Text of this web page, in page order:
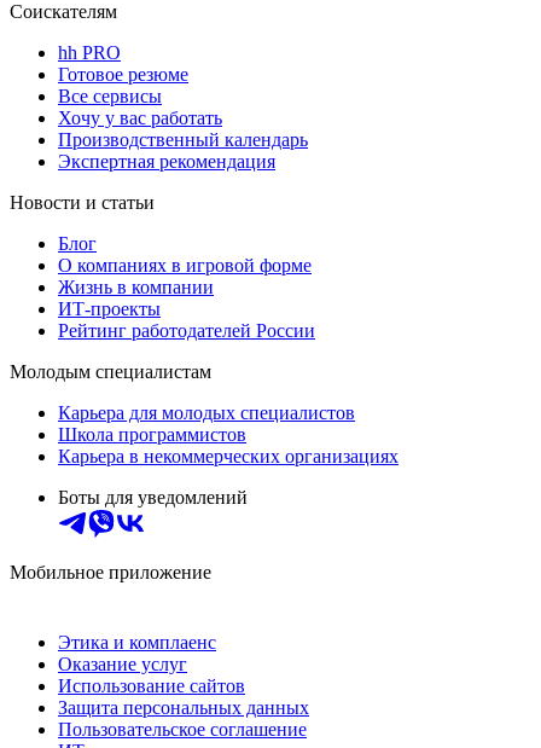
Соискателям
hh PRO
Готовое резюме
Все сервисы
Хочу у вас работать
Производственный календарь
Экспертная рекомендация
Новости и статьи
Блог
О компаниях в игровой форме
Жизнь в компании
ИТ-проекты
Рейтинг работодателей России
Молодым специалистам
Карьера для молодых специалистов
Школа программистов
Карьера в некоммерческих организациях
Боты для уведомлений
Мобильное приложение
Этика и комплаенс
Оказание услуг
Использование сайтов
Защита персональных данных
Пользовательское соглашение